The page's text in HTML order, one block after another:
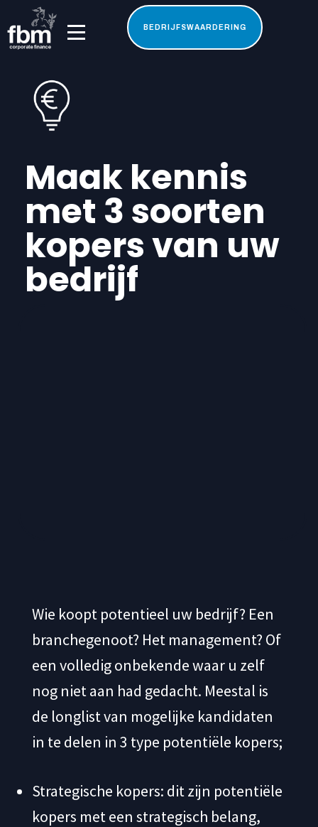
BEDRIJFSWAARDERING
Maak kennis
met 3 soorten
kopers van uw
bedrijf
Wie koopt potentieel uw bedrijf? Een
branchegenoot? Het management? Of
een volledig onbekende waar u zelf
nog niet aan had gedacht. Meestal is
de longlist van mogelijke kandidaten
in te delen in 3 type potentiële kopers;
Strategische kopers: dit zijn potentiële
kopers met een strategisch belang,